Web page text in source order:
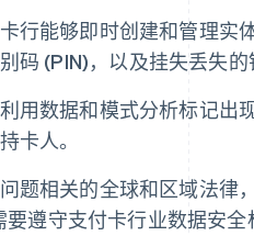
行能够即时创建和管理实
(PIN)，以及挂失丢失的
用数据和模式分析标记出
卡人。
题相关的全球和区域法律
要遵守支付卡行业数据安全